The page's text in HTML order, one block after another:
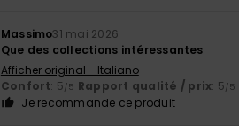
Massimo31 mai 2026
Que des collections intéressantes
Afficher original - Italiano
Confort: 5/5 Rapport qualité / prix: 5/5
Je recommande ce produit